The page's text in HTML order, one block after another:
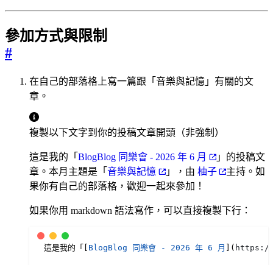
參加方式與限制
#
在自己的部落格上寫一篇跟「音樂與記憶」有關的文
章。
複製以下文字到你的投稿文章開頭（非強制）
這是我的「 BlogBlog 同樂會 - 2026 年 6 月
」的投稿文
章。本月主題是「 音樂與記憶 」，由 柚子
主持。如
果你有自己的部落格，歡迎一起來參加！
如果你用 markdown 語法寫作，可以直接複製下行：
這是我的「[ BlogBlog 同樂會 - 2026 年 6 月 ](